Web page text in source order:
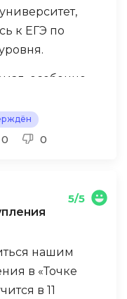
к ЕГЭ по
особенно
и
Дмитрий
способы
появилась
по
полей.
0 0
5/5
нашим
в «Точке
в 11